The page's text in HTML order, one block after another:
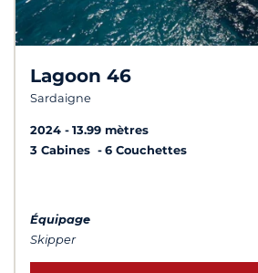
Lagoon 46
Sardaigne
2024
13.99 mètres
3 Cabines
6 Couchettes
Équipage
Skipper